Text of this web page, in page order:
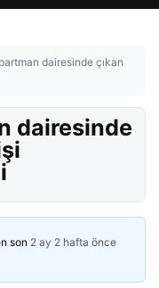
dairesinde çıkan
dairesinde
son 2 ay 2 hafta önce